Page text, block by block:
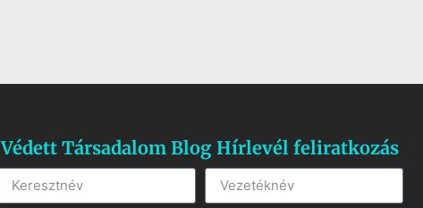
Védett Társadalom Blog Hírlevél feliratkozás